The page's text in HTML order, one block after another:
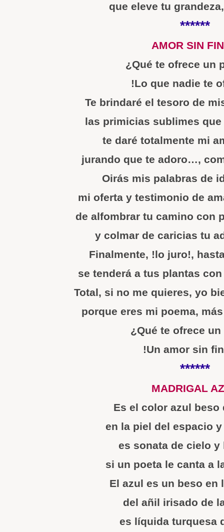
que eleve tu
******
AMOR SIN
¿Qué te ofrece un
!Lo que nadie te
Te brindaré el tesoro de
las primicias sublimes
te daré totalmente mi
jurando que te adoro…,
Oirás mis palabras de
mi oferta y testimonio de
de alfombrar tu camino con
y colmar de caricias tu
Finalmente, !lo juro!,
se tenderá a tus plantas
Total, si no me quieres, yo
porque eres mi poema,
¿Qué te ofrece
!Un amor sin
******
MADRIGAL
Es el color azul beso
en la piel del espacio
es sonata de cielo y
si un poeta le canta a
El azul es un beso en
del añil irisado de
es líquida turquesa